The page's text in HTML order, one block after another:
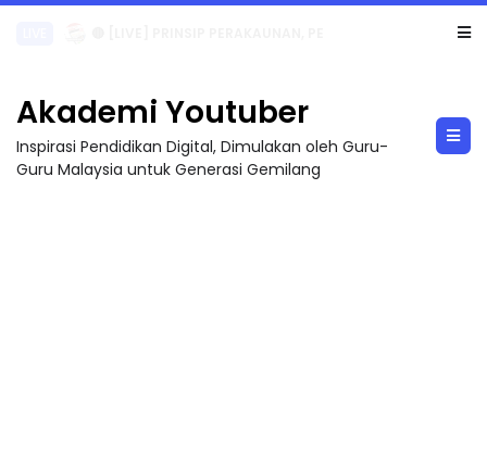
Akademi Youtuber
Inspirasi Pendidikan Digital, Dimulakan oleh Guru-
Guru Malaysia untuk Generasi Gemilang